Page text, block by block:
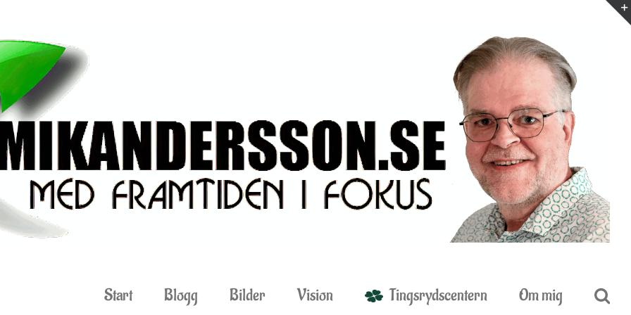
Start Blogg Bilder Vision Tingsrydscentern Om mig